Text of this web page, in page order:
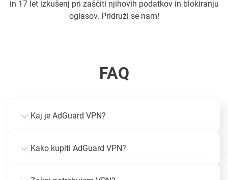
in 17 let izkušenj pri zaščiti njihovih podatkov in blokiranju
oglasov. Pridruži se nam!
FAQ
Kaj je AdGuard VPN?
Kako kupiti AdGuard VPN?